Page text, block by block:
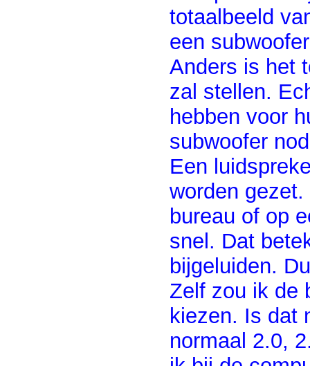
totaalbeeld
een
Anders is het
zal stellen.
hebben voor
subwoofer
Een
worden
bureau of op
snel. Dat
bijgeluiden.
Zelf zou ik de
kiezen. Is dat
normaal 2.0,